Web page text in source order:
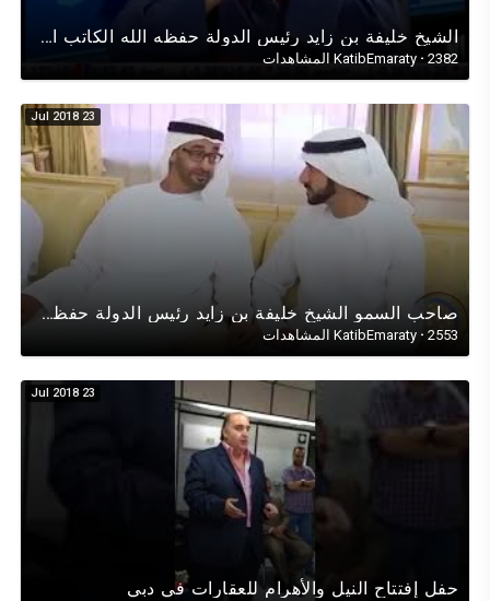
الشيخ خليفة بن زايد رئيس الدولة حفظه الله الكاتب اﻹماراتي أحمد إبراهيم في حوار تلفزيونيعن صحة سموه
KatibEmaraty · 2382 المشاهدات
23 Jul 2018
صاحب السمو الشيخ خليفة بن زايد رئيس الدولة حفظه الله يستقبل إخوانه بمناسبة عيد الفطر المبارك 2017
KatibEmaraty · 2553 المشاهدات
23 Jul 2018
حفل إفتتاح النيل واﻷهرام للعقارات في دبي